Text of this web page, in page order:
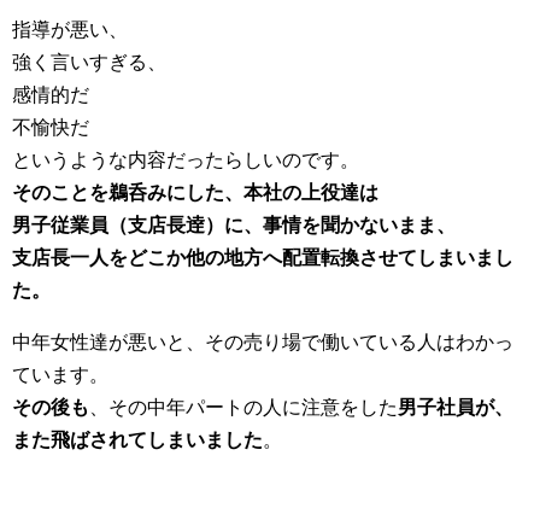
指導が悪い、
強く言いすぎる、
感情的だ
不愉快だ
というような内容だったらしいのです。
そのことを鵜呑みにした、本社の上役達は
男子従業員（支店長逹）に、事情を聞かないまま、
支店長一人をどこか他の地方へ配置転換させてしまいまし
た。
中年女性達が悪いと、その売り場で働いている人はわかっ
ています。
その後も
、その中年パートの人に注意をした男子社員が、
また飛ばされてしまいました。